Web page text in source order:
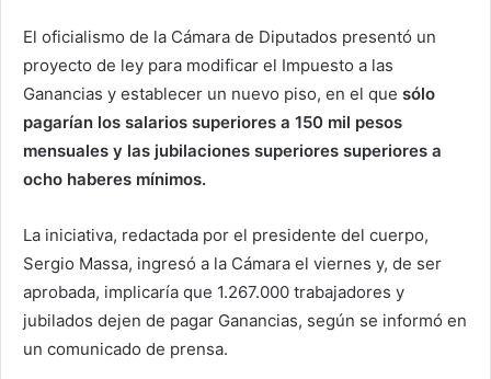
El oficialismo de la Cámara de Diputados presentó un
proyecto de ley para modificar el Impuesto a las
Ganancias y establecer un nuevo piso, en el que sólo
pagarían los salarios superiores a 150 mil pesos
mensuales y las jubilaciones superiores superiores a
ocho haberes mínimos.
La iniciativa, redactada por el presidente del cuerpo,
Sergio Massa, ingresó a la Cámara el viernes y, de ser
aprobada, implicaría que 1.267.000 trabajadores y
jubilados dejen de pagar Ganancias, según se informó en
un comunicado de prensa.